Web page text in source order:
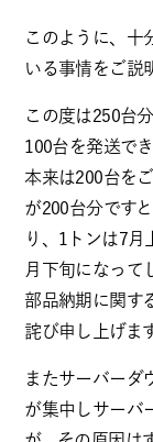
このように、十
いる事情をご説
この度は250台
100台を発送で
本来は200台を
が200台分です
り、1トンは7月
月下旬になって
部品納期に関す
詫び申し上げます
またサーバーダ
が集中しサーバ